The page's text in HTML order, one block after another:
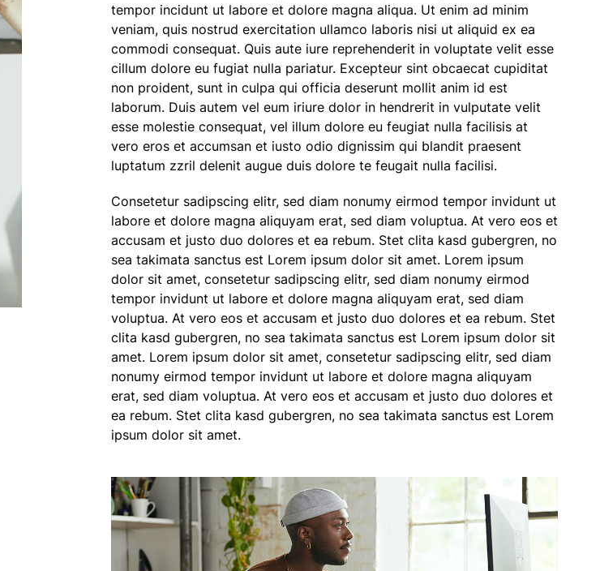
tempor incidunt ut labore et dolore magna aliqua. Ut enim ad minim
veniam, quis nostrud exercitation ullamco laboris nisi ut aliquid ex ea
commodi consequat. Quis aute iure reprehenderit in voluptate velit esse
cillum dolore eu fugiat nulla pariatur. Excepteur sint obcaecat cupiditat
non proident, sunt in culpa qui officia deserunt mollit anim id est
laborum. Duis autem vel eum iriure dolor in hendrerit in vulputate velit
esse molestie consequat, vel illum dolore eu feugiat nulla facilisis at
vero eros et accumsan et iusto odio dignissim qui blandit praesent
luptatum zzril delenit augue duis dolore te feugait nulla facilisi.
Consetetur sadipscing elitr, sed diam nonumy eirmod tempor invidunt ut
labore et dolore magna aliquyam erat, sed diam voluptua. At vero eos et
accusam et justo duo dolores et ea rebum. Stet clita kasd gubergren, no
sea takimata sanctus est Lorem ipsum dolor sit amet. Lorem ipsum
dolor sit amet, consetetur sadipscing elitr, sed diam nonumy eirmod
tempor invidunt ut labore et dolore magna aliquyam erat, sed diam
voluptua. At vero eos et accusam et justo duo dolores et ea rebum. Stet
clita kasd gubergren, no sea takimata sanctus est Lorem ipsum dolor sit
amet. Lorem ipsum dolor sit amet, consetetur sadipscing elitr, sed diam
nonumy eirmod tempor invidunt ut labore et dolore magna aliquyam
erat, sed diam voluptua. At vero eos et accusam et justo duo dolores et
ea rebum. Stet clita kasd gubergren, no sea takimata sanctus est Lorem
ipsum dolor sit amet.